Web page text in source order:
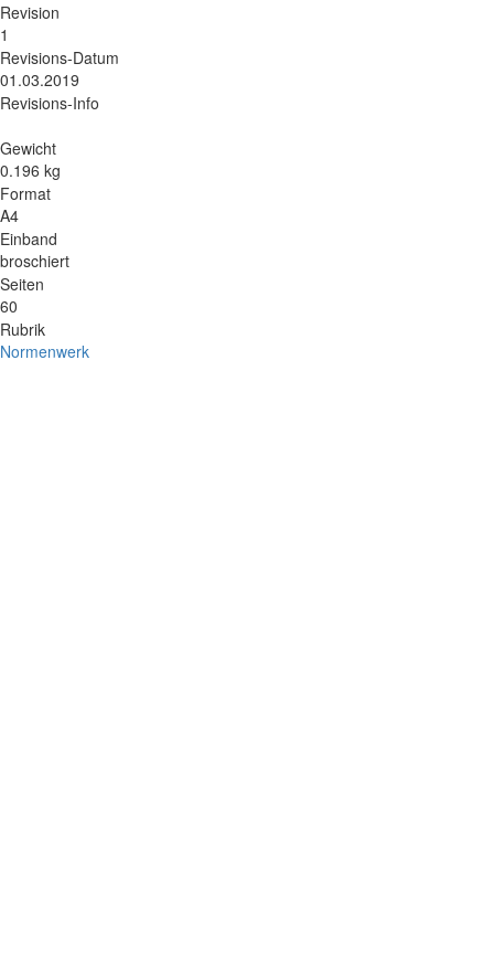
Revision
1
Revisions-Datum
01.03.2019
Revisions-Info
Gewicht
0.196 kg
Format
A4
Einband
broschiert
Seiten
60
Rubrik
Normenwerk